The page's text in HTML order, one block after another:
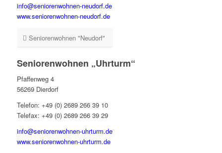
info@seniorenwohnen-neudorf.de
www.seniorenwohnen-neudorf.de
Seniorenwohnen "Neudorf"
Seniorenwohnen „Uhrturm“
Pfaffenweg 4
56269 Dierdorf
Telefon: +49 (0) 2689 266 39 10
Telefax: +49 (0) 2689 266 39 29
info@seniorenwohnen-uhrturm.de
www.seniorenwohnen-uhrturm.de